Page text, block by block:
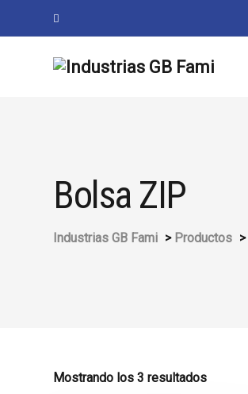
Bolsa ZIP
Industrias GB Fami > Productos >
Mostrando los 3 resultados